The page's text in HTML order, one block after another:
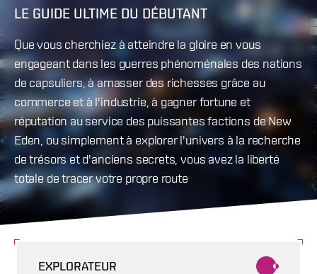
LE GUIDE ULTIME DU DÉBUTANT
Que vous cherchiez à atteindre la gloire en vous
engageant dans les guerres phénoménales des nations
de capsuliers, à amasser des richesses grâce au
commerce et à l'industrie, à gagner fortune et
réputation au service des puissantes factions de New
Eden, ou simplement à explorer l'univers à la recherche
de trésors et d'anciens secrets, vous avez la liberté
totale de tracer votre propre route
EXPLORATEUR